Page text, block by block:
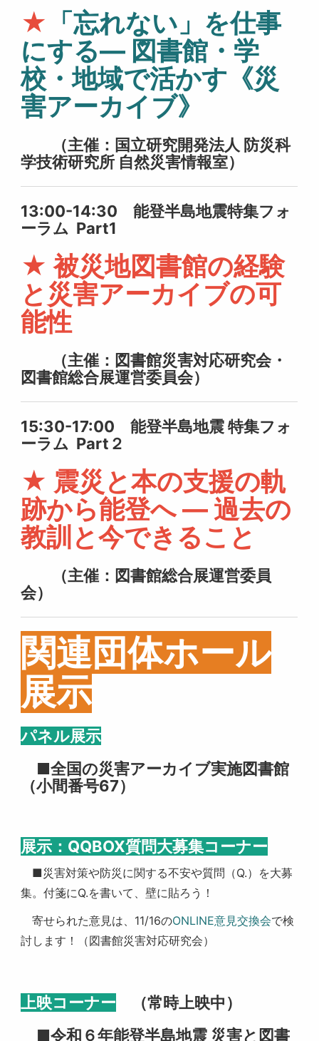
★ 「忘れない」を仕事
にする— 図書館・学
校・地域で活かす《災
害アーカイブ》
（主催：国立研究開発法人 防災科
学技術研究所 自然災害情報室）
13:00-14:30 能登半島地震特集フォ
ーラム Part1
★ 被災地図書館の経験
と災害アーカイブの可
能性
（主催：図書館災害対応研究会・
図書館総合展運営委員会）
15:30-17:00 能登半島地震 特集フォ
ーラム Part２
★ 震災と本の支援の軌
跡から能登へ ― 過去の
教訓と今できること
（主催：図書館総合展運営委員
会）
関連団体ホール
展示
パネル展示
■全国の災害アーカイブ実施図書館
（小間番号67）
展示：QQBOX質問大募集コーナー
■災害対策や防災に関する不安や質問（Q.）を大募
集。付箋にQ.を書いて、壁に貼ろう！
寄せられた意見は、11/16のONLINE意見交換会で検
討します！（図書館災害対応研究会）
上映コーナー （常時上映中）
■令和６年能登半島地震 災害と図書